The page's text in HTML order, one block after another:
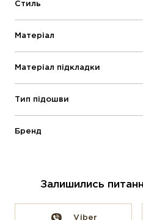
Стиль
Матеріал
Матеріал підкладки
Тип підошви
Бренд
Залишились
Viber